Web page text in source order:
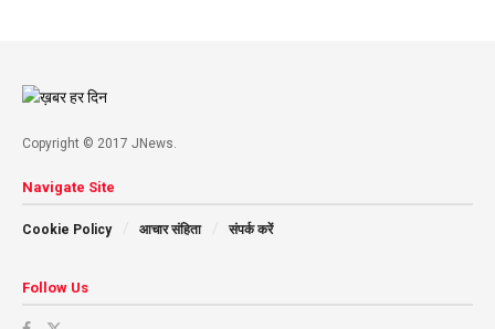
Copyright © 2017 JNews.
Navigate Site
Cookie Policy आचार संहिता संपर्क करें
Follow Us